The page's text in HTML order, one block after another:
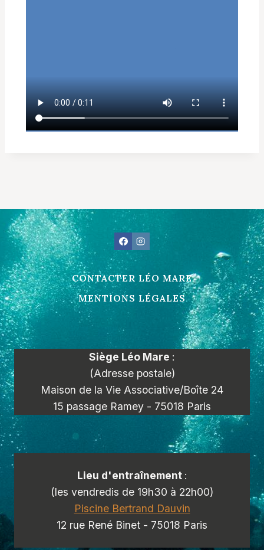
CONTACTER LÉO MARE
MENTIONS LÉGALES
Siège Léo Mare :
(Adresse postale)
Maison de la Vie Associative/Boîte 24
15 passage Ramey - 75018 Paris
Lieu d'entraînement :
(les vendredis de 19h30 à 22h00)
Piscine Bertrand Dauvin
12 rue René Binet - 75018 Paris